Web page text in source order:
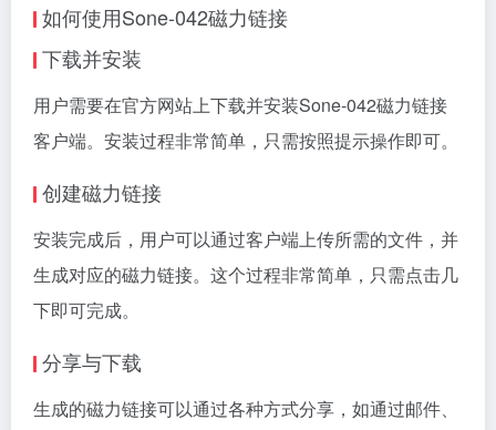
如何使用Sone-042磁力链接
下载并安装
用户需要在官方网站上下载并安装Sone-042磁力链接
客户端。安装过程非常简单，只需按照提示操作即可。
创建磁力链接
安装完成后，用户可以通过客户端上传所需的文件，并
生成对应的磁力链接。这个过程非常简单，只需点击几
下即可完成。
分享与下载
生成的磁力链接可以通过各种方式分享，如通过邮件、